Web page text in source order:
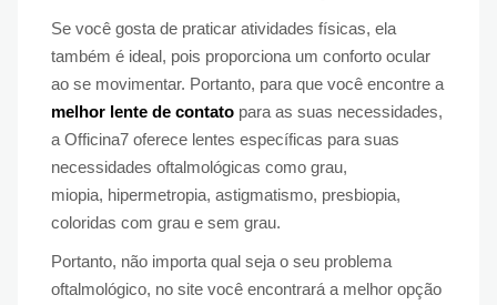
Se você gosta de praticar atividades físicas, ela
também é ideal, pois proporciona um conforto ocular
ao se movimentar. Portanto, para que você encontre a
melhor lente de contato para as suas necessidades,
a Officina7 oferece lentes específicas para suas
necessidades oftalmológicas como grau,
miopia, hipermetropia, astigmatismo, presbiopia,
coloridas com grau e sem grau.
Portanto, não importa qual seja o seu problema
oftalmológico, no site você encontrará a melhor opção